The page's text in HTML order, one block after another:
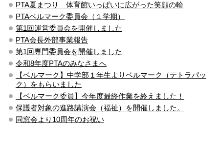
PTA夏まつり 体育館いっぱいに広がった笑顔の輪
PTAベルマーク委員会（１学期）
第1回運営委員会を開催しました
PTA会長外部事業報告
第1回専門委員会を開催しました
令和8年度PTAのみなさまへ
【ベルマーク】中学部１年生よりベルマーク（テトラパッ
ク）をもらいました
【ベルマーク委員】今年度最終作業を終えました！
保護者対象の進路講演会（福祉）を開催しました。
同窓会より10周年のお祝い